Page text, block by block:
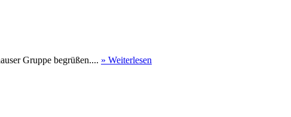
Gruppe begrüßen.... » Weiterlesen